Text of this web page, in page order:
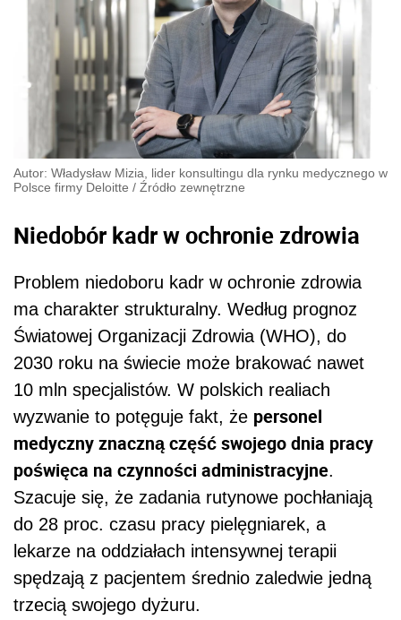
Autor: Władysław Mizia, lider konsultingu dla rynku medycznego w
Polsce firmy Deloitte / Źródło zewnętrzne
Niedobór kadr w ochronie zdrowia
Problem niedoboru kadr w ochronie zdrowia
ma charakter strukturalny. Według prognoz
Światowej Organizacji Zdrowia (WHO), do
2030 roku na świecie może brakować nawet
10 mln specjalistów. W polskich realiach
wyzwanie to potęguje fakt, że personel
medyczny znaczną część swojego dnia pracy
poświęca na czynności administracyjne.
Szacuje się, że zadania rutynowe pochłaniają
do 28 proc. czasu pracy pielęgniarek, a
lekarze na oddziałach intensywnej terapii
spędzają z pacjentem średnio zaledwie jedną
trzecią swojego dyżuru.